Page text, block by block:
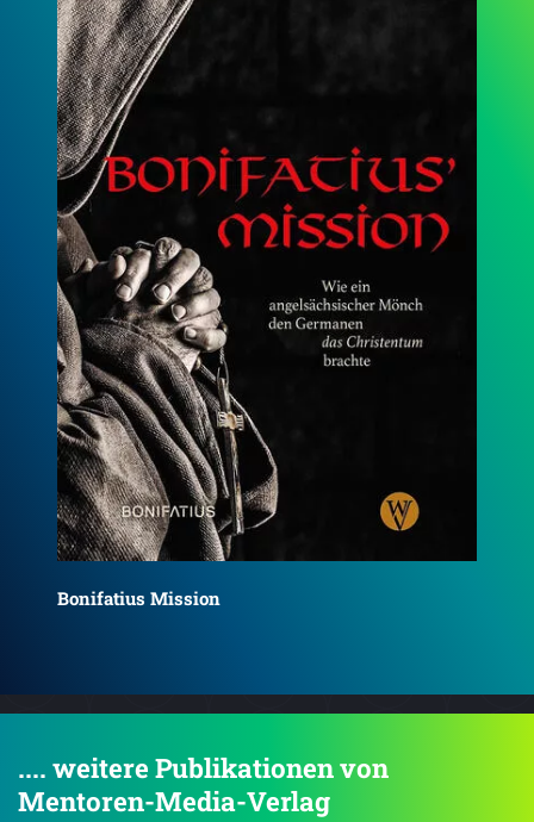
Bonifatius’ Mission
.... weitere Publikationen von
Mentoren-Media-Verlag